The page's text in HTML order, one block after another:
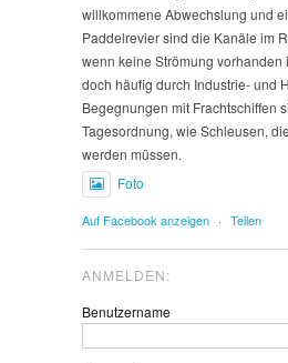
willkommene Abwechslung und
Paddelrevier sind die Kanäle im
wenn keine Strömung vorhanden
doch häufig durch Industrie- und
Begegnungen mit Frachtschiffen
Tagesordnung, wie Schleusen,
werden müssen.
Foto
Auf Facebook anzeigen · Teilen
ANMELDEN:
Benutzername